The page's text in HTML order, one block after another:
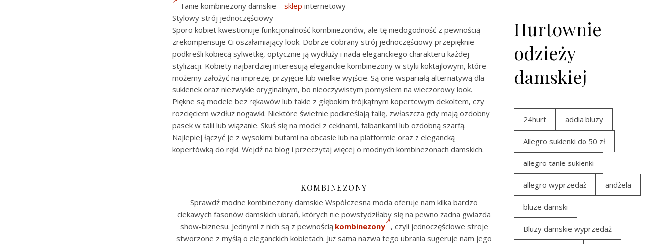
Tanie kombinezony damskie – sklep internetowy
Stylowy strój jednoczęściowy
Sporo kobiet kwestionuje funkcjonalność kombinezonów, ale tę niedogodność z pewnością
zrekompensuje Ci oszałamiający look. Dobrze dobrany strój jednoczęściowy przepięknie
podkreśli kobiecą sylwetkę, optycznie ją wydłuży i nada eleganckiego charakteru każdej
stylizacji. Kobiety najbardziej interesują eleganckie kombinezony w stylu koktajlowym, które
możemy założyć na imprezę, przyjęcie lub wielkie wyjście. Są one wspaniałą alternatywą dla
sukienek oraz niezwykle oryginalnym, bo nieoczywistym pomysłem na wieczorowy look.
Piękne są modele bez rękawów lub takie z głębokim trójkątnym kopertowym dekoltem, czy
rozcięciem wzdłuż nogawki. Niektóre świetnie podkreślają talię, zwłaszcza gdy mają ozdobny
pasek w talii lub wiązanie. Skuś się na model z cekinami, falbankami lub ozdobną szarfą.
Najlepiej łączyć je z wysokimi butami na obcasie lub na platformie oraz z elegancką
kopertówką do ręki. Wejdź na blog i przeczytaj więcej o modnych kombinezonach damskich.
KOMBINEZONY
Sprawdź modne kombinezony damskie Współczesna moda oferuje nam kilka bardzo
ciekawych fasonów damskich ubrań, których nie powstydziłaby się na pewno żadna gwiazda
show-biznesu. Jednymi z nich są z pewnością kombinezony
, czyli jednoczęściowe stroje
stworzone z myślą o eleganckich kobietach. Już sama nazwa tego ubrania sugeruje nam jego
Hurtownie
odzieży
damskiej
24hurt addia bluzy
Allegro sukienki do 50 zł
allegro tanie sukienki
allegro wyprzedaż andżela
bluze damski
Bluzy damskie wyprzedaż